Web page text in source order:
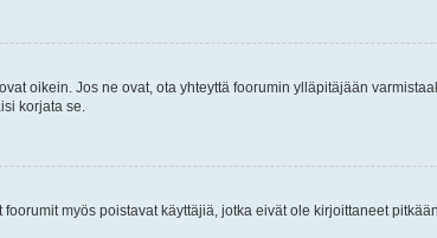
oikein. Jos ne ovat, ota yhteyttä foorumin ylläpitäjään
korjata se.
myös poistavat käyttäjiä, jotka eivät ole kirjoittaneet